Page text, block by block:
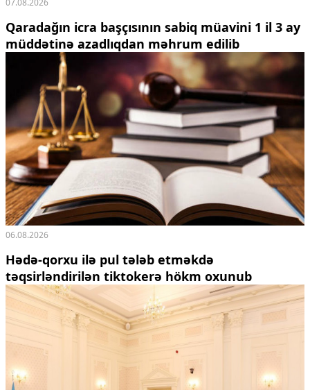
07.08.2026
Qaradağın icra başçısının sabiq müavini 1 il 3 ay
müddətinə azadlıqdan məhrum edilib
06.08.2026
Hədə-qorxu ilə pul tələb etməkdə
təqsirləndirilən tiktokerə hökm oxunub